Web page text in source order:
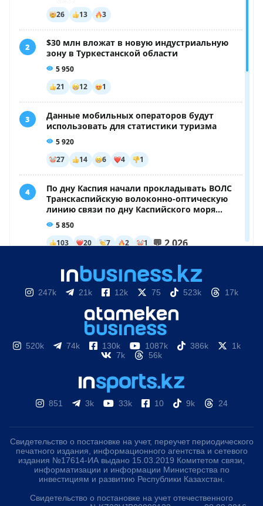
247k 21k 12k 75 523k 17k
520k 74k 130k 1087k 386k
1k
7k
56k
851 3k 33k 10 9k 24
Свидетельство о постановке на учет, переучет периодического
печатного издания, информационного агентства и сетевого
издания №17614-ИА выдано 15.03.2019 Комитетом связи,
информатизации и информации Министерства по
инвестициям и развитию Республики Казахстан.
Свидетельство о постановке на учет отечественного